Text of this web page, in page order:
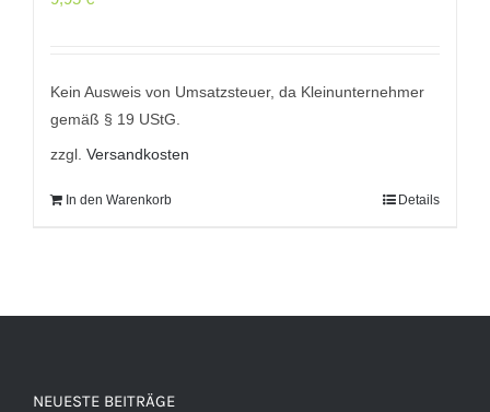
Kein Ausweis von Umsatzsteuer, da Kleinunternehmer
gemäß § 19 UStG.
zzgl. Versandkosten
In den Warenkorb Details
NEUESTE BEITRÄGE